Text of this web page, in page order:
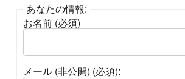
あなたの情報:
お名前 (必須)
メール (非公開) (必須):